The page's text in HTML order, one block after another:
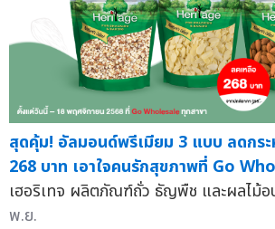
สุดคุ้ม! อัลมอนด์พรีเมียม 3 แบบ ลดกระ
268 บาท เอาใจคนรักสุขภาพที่ Go
เฮอริเทจ ผลิตภัณฑ์ถั่ว ธัญพืช และผลไม้อ
พ.ย.